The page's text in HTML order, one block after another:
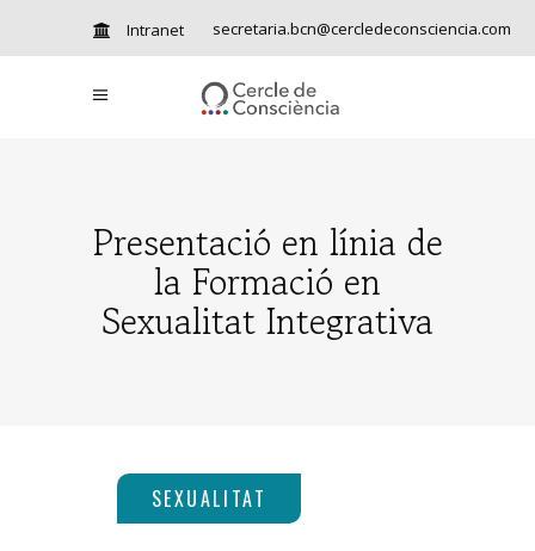
Intranet secretaria.bcn@cercledeconsciencia.com
Presentació en línia de
la Formació en
Sexualitat Integrativa